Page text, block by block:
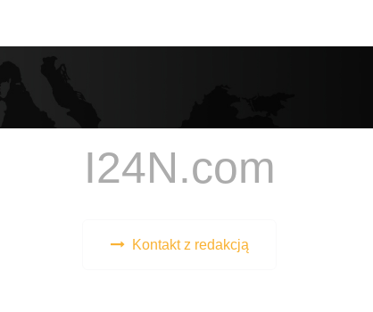
I24N.com
Kontakt z redakcją